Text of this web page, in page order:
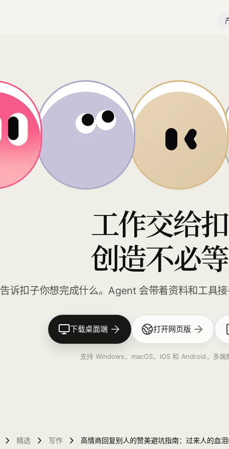
工作交给
创造不必
告诉扣子你想完成什么。Agent 会带着资料和工具接
下载桌面端 打开网页版
支持 Windows、macOS、iOS 和 Android，多端
精选 写作 高情商回复别人的赞美避坑指南：过来人的血